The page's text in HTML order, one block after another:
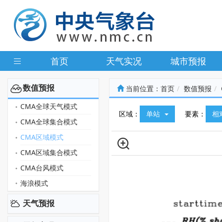
首页 天气实况 城市预报
数值预报
CMA全球天气模式
CMA全球集合模式
CMA区域模式
CMA区域集合模式
CMA台风模式
海浪模式
天气预报
当前位置： 首页 数值预报
区域： 单站 要素： 相